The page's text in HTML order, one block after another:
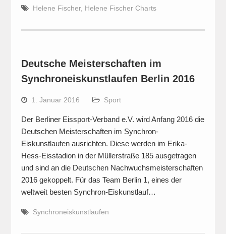
Helene Fischer, Helene Fischer Charts
Deutsche Meisterschaften im
Synchroneiskunstlaufen Berlin 2016
1. Januar 2016 Sport
Der Berliner Eissport-Verband e.V. wird Anfang 2016 die
Deutschen Meisterschaften im Synchron-
Eiskunstlaufen ausrichten. Diese werden im Erika-
Hess-Eisstadion in der Müllerstraße 185 ausgetragen
und sind an die Deutschen Nachwuchsmeisterschaften
2016 gekoppelt. Für das Team Berlin 1, eines der
weltweit besten Synchron-Eiskunstlauf…
Synchroneiskunstlaufen